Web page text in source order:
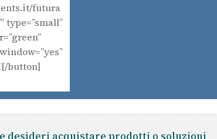
futura
type=”small”
button]
desideri acquistare prodotti o soluzioni